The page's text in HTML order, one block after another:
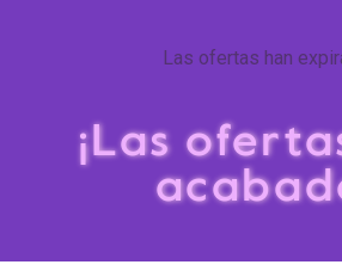
Las ofertas han
¡Las